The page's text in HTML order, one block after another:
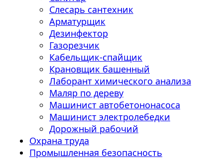
Слесарь сантехник
Арматурщик
Дезинфектор
Газорезчик
Кабельщик-спайщик
Крановщик башенный
Лаборант химического анализа
Маляр по дереву
Машинист автобетононасоса
Машинист электролебедки
Дорожный рабочий
Охрана труда
Промышленная безопасность